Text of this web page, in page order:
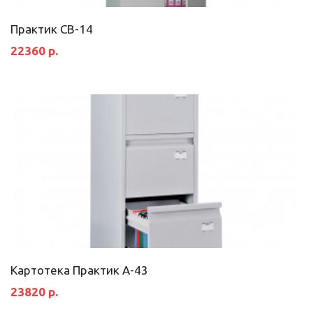
Практик СВ-14
22360 р.
Картотека Практик А-43
23820 р.